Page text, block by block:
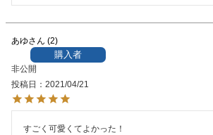
あゆ 2
購入者
非公開
投稿日
2021/04/21
すごく可愛くてよかった！